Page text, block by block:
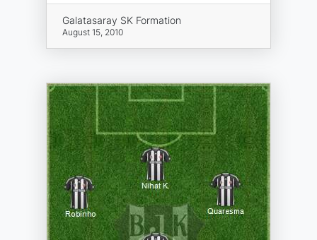
Galatasaray SK Formation
August 15, 2010